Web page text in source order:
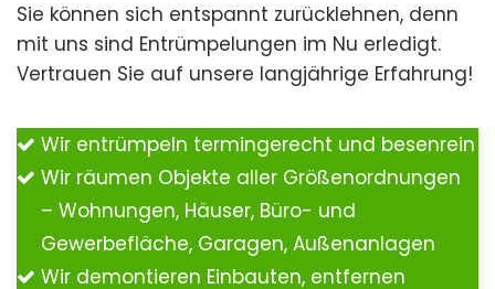
Sie können sich entspannt zurücklehnen, denn
mit uns sind Entrümpelungen im Nu erledigt.
Vertrauen Sie auf unsere langjährige Erfahrung!
Wir entrümpeln termingerecht und besenrein
Wir räumen Objekte aller Größenordnungen
– Wohnungen, Häuser, Büro- und
Gewerbefläche, Garagen, Außenanlagen
Wir demontieren Einbauten, entfernen